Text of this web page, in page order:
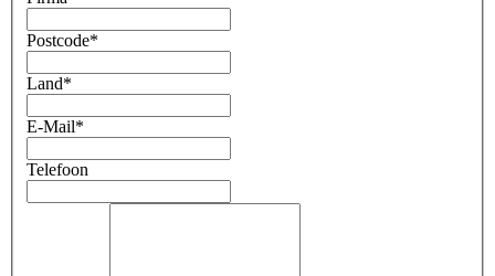
Postcode*
Land*
E-Mail*
Telefoon